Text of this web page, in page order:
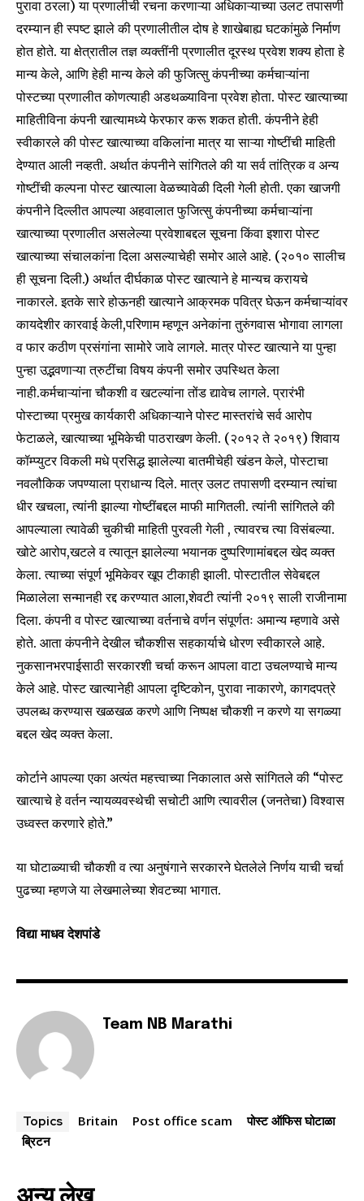
पुरावा ठरला) या प्रणालीची रचना करणाऱ्या अधिकाऱ्याच्या उलट तपासणी
दरम्यान ही स्पष्ट झाले की प्रणालीतील दोष हे शाखेबाह्य घटकांमुळे निर्माण
होत होते. या क्षेत्रातील तज्ञ व्यक्तींनी प्रणालीत दूरस्थ प्रवेश शक्य होता हे
मान्य केले, आणि हेही मान्य केले की फुजित्सु कंपनीच्या कर्मचाऱ्यांना
पोस्टच्या प्रणालीत कोणत्याही अडथळ्याविना प्रवेश होता. पोस्ट खात्याच्या
माहितीविना कंपनी खात्यामध्ये फेरफार करू शकत होती. कंपनीने हेही
स्वीकारले की पोस्ट खात्याच्या वकिलांना मात्र या साऱ्या गोष्टींची माहिती
देण्यात आली नव्हती. अर्थात कंपनीने सांगितले की या सर्व तांत्रिक व अन्य
गोष्टींची कल्पना पोस्ट खात्याला वेळच्यावेळी दिली गेली होती. एका खाजगी
कंपनीने दिल्लीत आपल्या अहवालात फुजित्सु कंपनीच्या कर्मचाऱ्यांना
खात्याच्या प्रणालीत असलेल्या प्रवेशाबद्दल सूचना किंवा इशारा पोस्ट
खात्याच्या संचालकांना दिला असल्याचेही समोर आले आहे. (२०१० सालीच
ही सूचना दिली.) अर्थात दीर्घकाळ पोस्ट खात्याने हे मान्यच करायचे
नाकारले. इतके सारे होऊनही खात्याने आक्रमक पवित्र घेऊन कर्मचाऱ्यांवर
कायदेशीर कारवाई केली,परिणाम म्हणून अनेकांना तुरुंगवास भोगावा लागला
व फार कठीण प्रसंगांना सामोरे जावे लागले. मात्र पोस्ट खात्याने या पुन्हा
पुन्हा उद्भवणाऱ्या त्रुटींचा विषय कंपनी समोर उपस्थित केला
नाही.कर्मचाऱ्यांना चौकशी व खटल्यांना तोंड द्यावेच लागले. प्रारंभी
पोस्टाच्या प्रमुख कार्यकारी अधिकाऱ्याने पोस्ट मास्तरांचे सर्व आरोप
फेटाळले, खात्याच्या भूमिकेची पाठराखण केली. (२०१२ ते २०१९) शिवाय
कॉम्प्युटर विकली मधे प्रसिद्ध झालेल्या बातमीचेही खंडन केले, पोस्टाचा
नवलौकिक जपण्याला प्राधान्य दिले. मात्र उलट तपासणी दरम्यान त्यांचा
धीर खचला, त्यांनी झाल्या गोष्टींबद्दल माफी मागितली. त्यांनी सांगितले की
आपल्याला त्यावेळी चुकीची माहिती पुरवली गेली , त्यावरच त्या विसंबल्या.
खोटे आरोप,खटले व त्यातून झालेल्या भयानक दुष्परिणामांबद्दल खेद व्यक्त
केला. त्याच्या संपूर्ण भूमिकेवर खूप टीकाही झाली. पोस्टातील सेवेबद्दल
मिळालेला सन्मानही रद्द करण्यात आला,शेवटी त्यांनी २०१९ साली राजीनामा
दिला. कंपनी व पोस्ट खात्याच्या वर्तनाचे वर्णन संपूर्णतः अमान्य म्हणावे असे
होते. आता कंपनीने देखील चौकशीस सहकार्याचे धोरण स्वीकारले आहे.
नुकसानभरपाईसाठी सरकारशी चर्चा करून आपला वाटा उचलण्याचे मान्य
केले आहे. पोस्ट खात्यानेही आपला दृष्टिकोन, पुरावा नाकारणे, कागदपत्रे
उपलब्ध करण्यास खळखळ करणे आणि निष्पक्ष चौकशी न करणे या सगळ्या
बद्दल खेद व्यक्त केला.
कोर्टाने आपल्या एका अत्यंत महत्त्वाच्या निकालात असे सांगितले की “पोस्ट
खात्याचे हे वर्तन न्यायव्यवस्थेची सचोटी आणि त्यावरील (जनतेचा) विश्वास
उध्वस्त करणारे होते.”
या घोटाळ्याची चौकशी व त्या अनुषंगाने सरकारने घेतलेले निर्णय याची चर्चा
पुढच्या म्हणजे या लेखमालेच्या शेवटच्या भागात.
विद्या माधव देशपांडे
Team NB Marathi
Topics Britain Post office scam
पोस्ट ऑफिस घोटाळा
ब्रिटन